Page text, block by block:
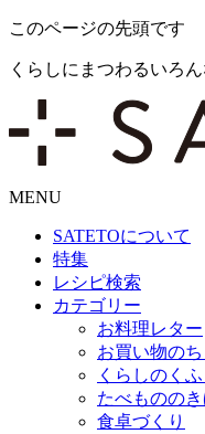
このページの先頭です
くらしにまつわるいろ
MENU
SATETOについて
特集
レシピ検索
カテゴリー
お料理レター
お買い物の
くらしのくふ
たべものの
食卓づくり